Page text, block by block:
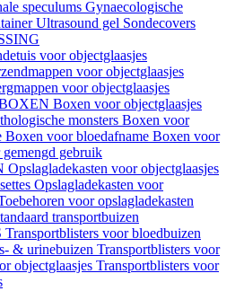
speculums Gynaecologische
Ultrasound gel Sondecovers
voor objectglaasjes
voor objectglaasjes
voor objectglaasjes
Boxen voor objectglaasjes
monsters Boxen voor
Boxen voor bloedafname Boxen voor
gebruik
Opslagladekasten voor objectglaasjes
Opslagladekasten voor
voor opslagladekasten
transportbuizen
Transportblisters voor bloedbuizen
& urinebuizen Transportblisters voor
objectglaasjes Transportblisters voor